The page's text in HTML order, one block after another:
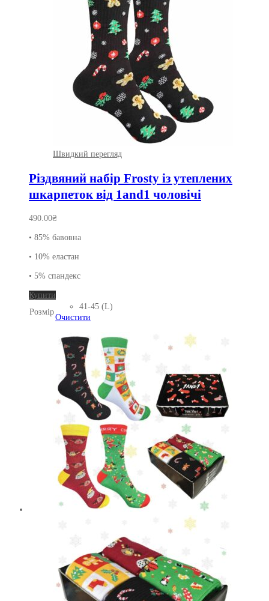
Швидкий перегляд
Різдвяний набір Frosty із утеплених
шкарпеток від 1and1 чоловічі
490.00₴
• 85% бавовна
• 10% еластан
• 5% спандекс
Купити
товар
має
варіантів.
Параметри
можна
вибрати
на
сторінці
товару
Розмір
41-45 (L)
Очистити